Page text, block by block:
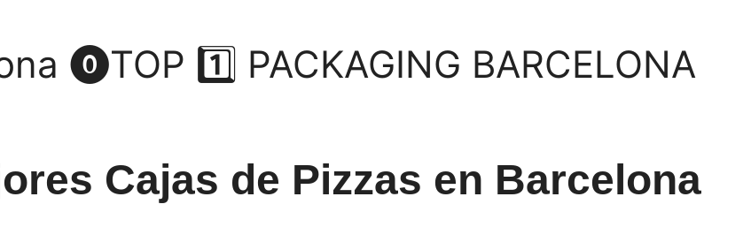
⓿TOP 1️⃣ PACKAGING BARCELONA
Cajas de Pizzas en Barcelona